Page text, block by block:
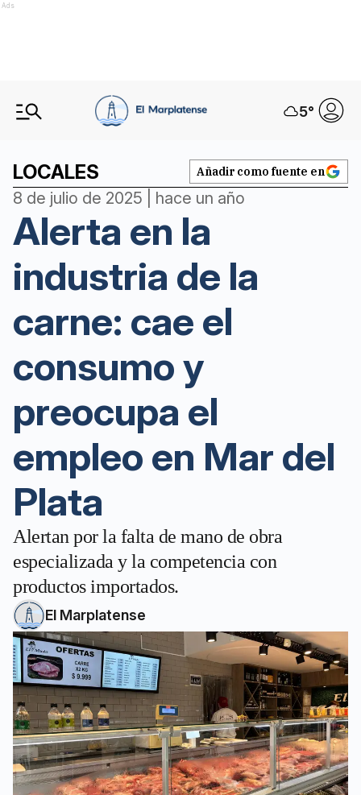
Ads
5°
LOCALES Añadir como fuente en
8 de julio de 2025 | hace un año
Alerta en la
industria de la
carne: cae el
consumo y
preocupa el
empleo en Mar del
Plata
Alertan por la falta de mano de obra
especializada y la competencia con
productos importados.
El Marplatense